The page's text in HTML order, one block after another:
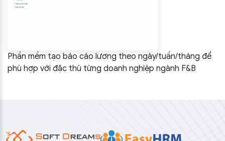
Phần mềm tạo báo cáo lương theo ngày/tuần/tháng để
phù hợp với đặc thù từng doanh nghiệp ngành F&B